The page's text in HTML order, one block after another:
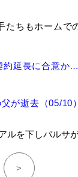
ちもホームで
延長に合意か
が逝去（05/10）
ルを下しバルサ
>